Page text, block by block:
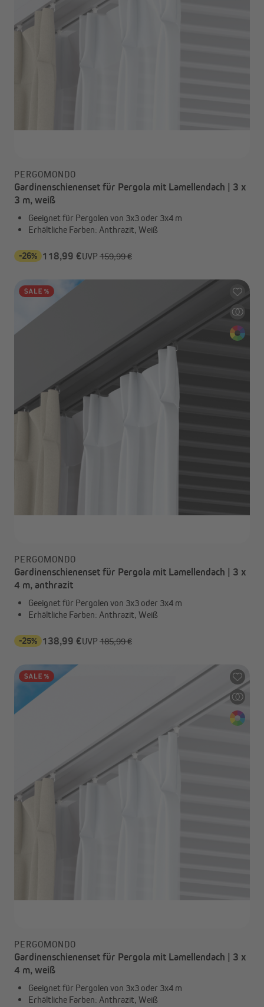
PERGOMONDO
Gardinenschienenset für Pergola mit Lamellendach | 3 x
3 m, weiß
Geeignet für Pergolen von 3x3 oder 3x4 m
Erhältliche Farben: Anthrazit, Weiß
-26% 118,99 €UVP 159,99 €
PERGOMONDO
Gardinenschienenset für Pergola mit Lamellendach | 3 x
4 m, anthrazit
Geeignet für Pergolen von 3x3 oder 3x4 m
Erhältliche Farben: Anthrazit, Weiß
-25% 138,99 €UVP 185,99 €
PERGOMONDO
Gardinenschienenset für Pergola mit Lamellendach | 3 x
4 m, weiß
Geeignet für Pergolen von 3x3 oder 3x4 m
Erhältliche Farben: Anthrazit, Weiß